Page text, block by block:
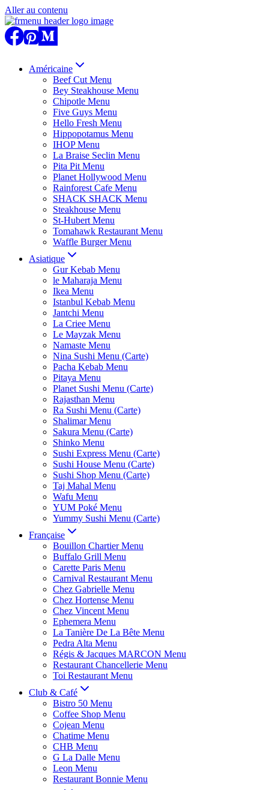
Aller au contenu
Américaine
Beef Cut Menu
Bey Steakhouse Menu
Chipotle Menu
Five Guys Menu
Hello Fresh Menu
Hippopotamus Menu
IHOP Menu
La Braise Seclin Menu
Pita Pit Menu
Planet Hollywood Menu
Rainforest Cafe Menu
SHACK SHACK Menu
Steakhouse Menu
St-Hubert Menu
Tomahawk Restaurant Menu
Waffle Burger Menu
Asiatique
Gur Kebab Menu
le Maharaja Menu
Ikea Menu
Istanbul Kebab Menu
Jantchi Menu
La Criee Menu
Le Mayzak Menu
Namaste Menu
Nina Sushi Menu (Carte)
Pacha Kebab Menu
Pitaya Menu
Planet Sushi Menu (Carte)
Rajasthan Menu
Ra Sushi Menu (Carte)
Shalimar Menu
Sakura Menu (Carte)
Shinko Menu
Sushi Express Menu (Carte)
Sushi House Menu (Carte)
Sushi Shop Menu (Carte)
Taj Mahal Menu
Wafu Menu
YUM Poké Menu
Yummy Sushi Menu (Carte)
Française
Bouillon Chartier Menu
Buffalo Grill Menu
Carette Paris Menu
Carnival Restaurant Menu
Chez Gabrielle Menu
Chez Hortense Menu
Chez Vincent Menu
Ephemera Menu
La Tanière De La Bête Menu
Pedra Alta Menu
Régis & Jacques MARCON Menu
Restaurant Chancellerie Menu
Toi Restaurant Menu
Club & Café
Bistro 50 Menu
Coffee Shop Menu
Cojean Menu
Chatime Menu
CHB Menu
G La Dalle Menu
Leon Menu
Restaurant Bonnie Menu